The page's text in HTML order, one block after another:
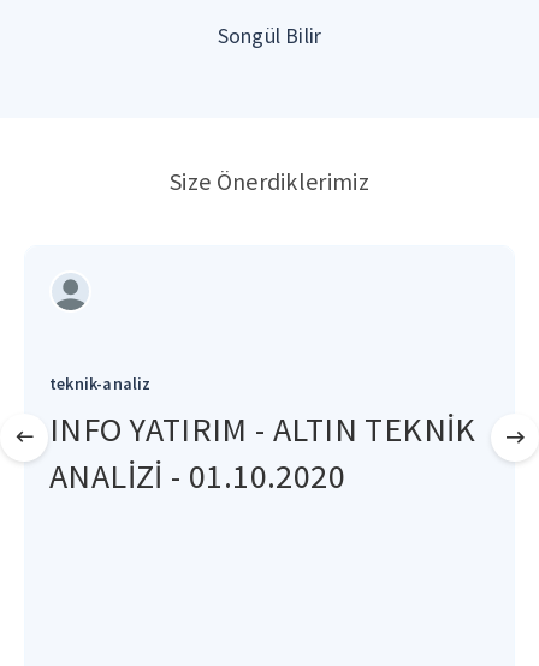
Songül Bilir
Size Önerdiklerimiz
teknik-analiz
INFO YATIRIM - ALTIN TEKNİK
ANALİZİ - 01.10.2020